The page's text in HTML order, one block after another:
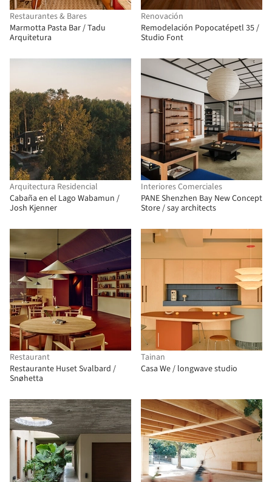
Restaurantes & Bares
Marmotta Pasta Bar / Tadu
Arquitetura
Renovación
Remodelación Popocatépetl 35 /
Studio Font
Arquitectura Residencial
Cabaña en el Lago Wabamun /
Josh Kjenner
Interiores Comerciales
PANE Shenzhen Bay New Concept
Store / say architects
Restaurant
Restaurante Huset Svalbard /
Snøhetta
Tainan
Casa We / longwave studio